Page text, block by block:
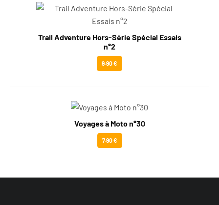
Trail Adventure Hors-Série Spécial Essais
n°2
9.90 €
Voyages à Moto n°30
7.90 €